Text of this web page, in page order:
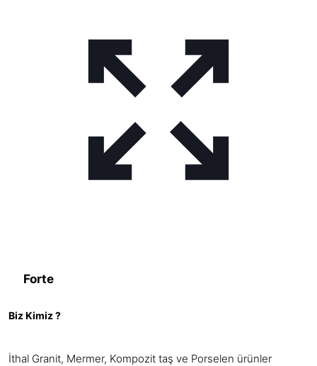
Forte
Biz Kimiz ?
İthal Granit, Mermer, Kompozit taş ve Porselen ürünler